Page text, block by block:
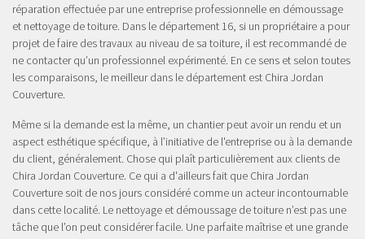
réparation effectuée par une entreprise professionnelle en démoussage
et nettoyage de toiture. Dans le département 16, si un propriétaire a pour
projet de faire des travaux au niveau de sa toiture, il est recommandé de
ne contacter qu’un professionnel expérimenté. En ce sens et selon toutes
les comparaisons, le meilleur dans le département est Chira Jordan
Couverture.
Même si la demande est la même, un chantier peut avoir un rendu et un
aspect esthétique spécifique, à l’initiative de l'entreprise ou à la demande
du client, généralement. Chose qui plaît particulièrement aux clients de
Chira Jordan Couverture. Ce qui a d'ailleurs fait que Chira Jordan
Couverture soit de nos jours considéré comme un acteur incontournable
dans cette localité. Le nettoyage et démoussage de toiture n’est pas une
tâche que l’on peut considérer facile. Une parfaite maîtrise et une grande